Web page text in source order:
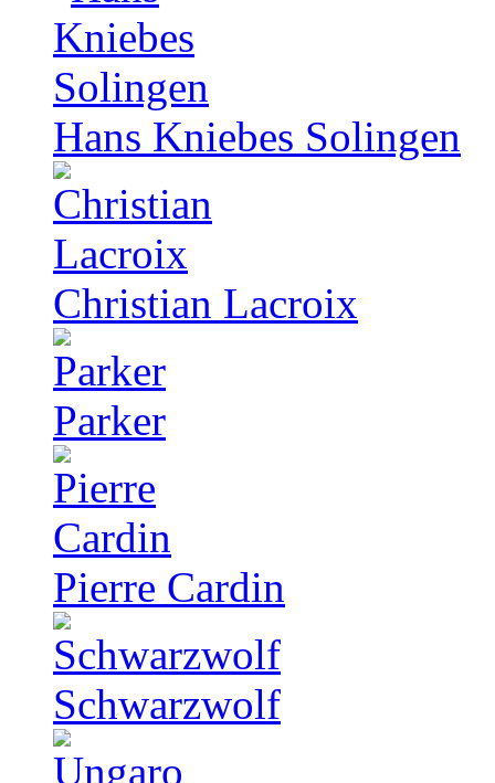
Hans Kniebes Solingen
Christian Lacroix
Parker
Pierre Cardin
Schwarzwolf